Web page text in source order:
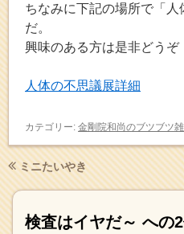
ちなみに下記の場所で「
だ。
興味のある方は是非どうぞ
人体の不思議展詳細
カテゴリー: 金剛院和尚のブツブツ
ミニたいやき
検査はイヤだ～ への